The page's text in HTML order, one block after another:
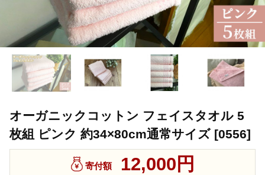
オーガニックコットン フェイスタオル 5
枚組 ピンク 約34×80cm通常サイズ [0556]
寄付額 12,000円